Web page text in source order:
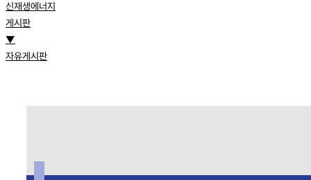
신재생에너지
게시판
▼
자유게시판